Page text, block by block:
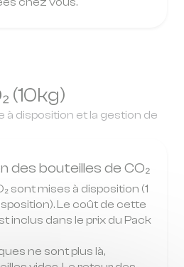
(10kg)
à disposition et la gestion de
des bouteilles de CO₂
sont mises à disposition (1
Le coût de cette
inclus dans le prix du Pack
ne sont plus là,